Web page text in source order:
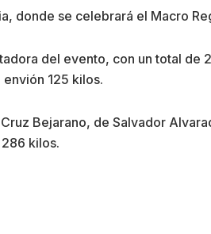
donde se celebrará el Macro
del evento, con un total de
125 kilos.
Bejarano, de Salvador
kilos.